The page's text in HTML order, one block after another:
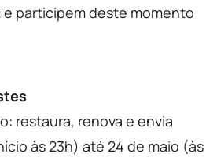
e participem deste momento
restaura, renova e envia
às 23h) até 24 de maio (às